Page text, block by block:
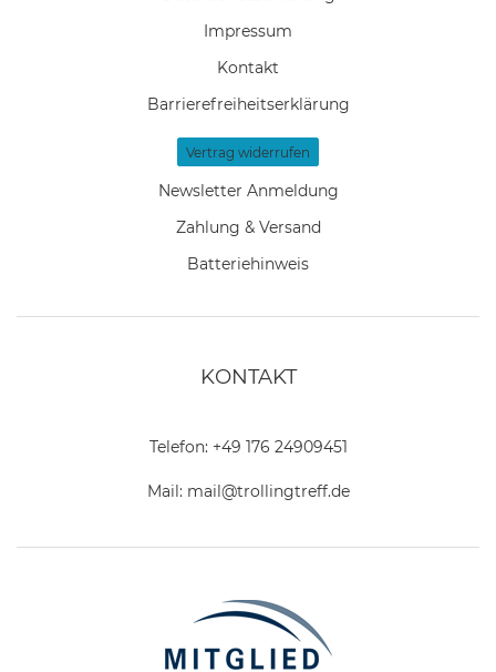
Impressum
Kontakt
Barrierefreiheitserklärung
Vertrag widerrufen
Newsletter Anmeldung
Zahlung & Versand
Batteriehinweis
KONTAKT
Telefon: +49 176 24909451
Mail: mail@trollingtreff.de